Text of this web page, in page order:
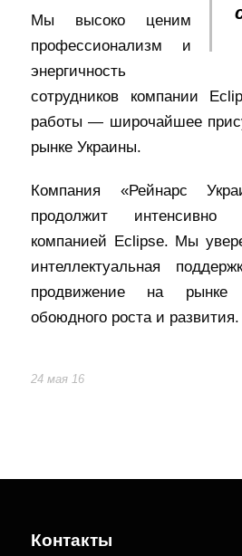
Мы высоко ценим
профессионализм и
энергичность
сотрудников компании
работы — широчайшее
рынке Украины.
Компания «Рейнарс
продолжит интенсивно
компанией Eclipse. Мы
интеллектуальная
продвижение на рынке
обоюдного роста и развития.
24 мая 16
Контакты